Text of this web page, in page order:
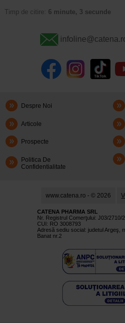
Timp de citire: 6 minute, 3 secunde
Despre Noi
Articole
Prospecte
Politica De
Confidentialitate
www.catena.ro - © 2026
CATENA PHARMA SRL
Nr. Registrul Comerţului: J03/2710/
CUI: RO 3008793
Adresă sediu social: judetul Argeş,
Banat nr.2